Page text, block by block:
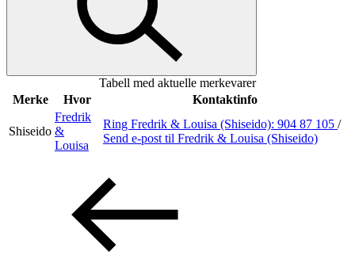
Aktiviteter
Inspirasjon
Åpningstider
Tabell med aktuelle merkevarer
Merke
Hvor Kontaktinfo
Shiseido
Fredrik
&
Louisa
Ring Fredrik & Louisa (Shiseido): 904 87 105 /
Send e-post til Fredrik & Louisa (Shiseido)